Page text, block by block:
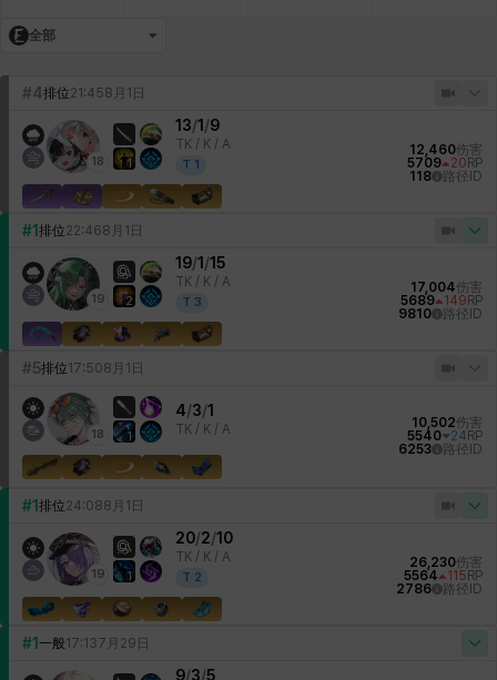
全部
#4排位21:458月1日
18 1
13/1 /9
TK / K / A
T 1
12,460伤害
5709
20 RP
118
路径ID
#1 排位22:468月1日
19 2
19/1 /15
TK / K / A
T 3
17,004伤害
5689
149 RP
9810
路径ID
#5排位17:508月1日
18 1
4/3/1
TK / K / A 10,502伤害
5540
24 RP
6253
路径ID
#1 排位24:088月1日
19 1
20/2/10
TK / K / A
T 2
26,230伤害
5564
115 RP
2786
路径ID
#1 一般17:137月29日
9/3/5